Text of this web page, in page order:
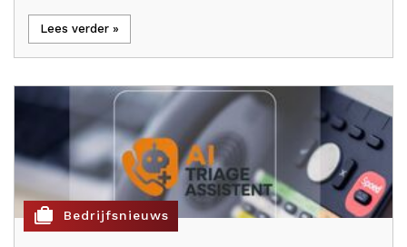
Lees verder »
cases Bedrijfsnieuws